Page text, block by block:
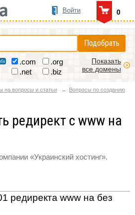
0
Войти
Подобрать
.com
.org
.net .biz
Показать
все домены
на вопросы и статьи
Вопросы по созданию
редирект с www на
«Украинский хостинг».
редиректа www на без